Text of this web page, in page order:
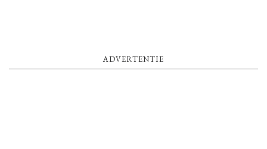
ADVERTENTIE